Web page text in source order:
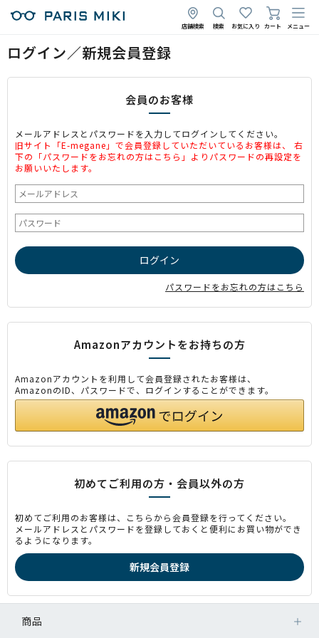
店舗検索 検索 お気に入り カート メニュー
ログイン／新規会員登録
会員のお客様
メールアドレスとパスワードを入力してログインしてください。
旧サイト「E-megane」で会員登録していただいているお客様は、 右
下の「パスワードをお忘れの方はこちら」よりパスワードの再設定を
お願いいたします。
パスワードをお忘れの方はこちら
Amazonアカウントをお持ちの方
Amazonアカウントを利用して会員登録されたお客様は、
AmazonのID、パスワードで、ログインすることができます。
初めてご利用の方・会員以外の方
初めてご利用のお客様は、こちらから会員登録を行ってください。
メールアドレスとパスワードを登録しておくと便利にお買い物ができ
るようになります。
商品